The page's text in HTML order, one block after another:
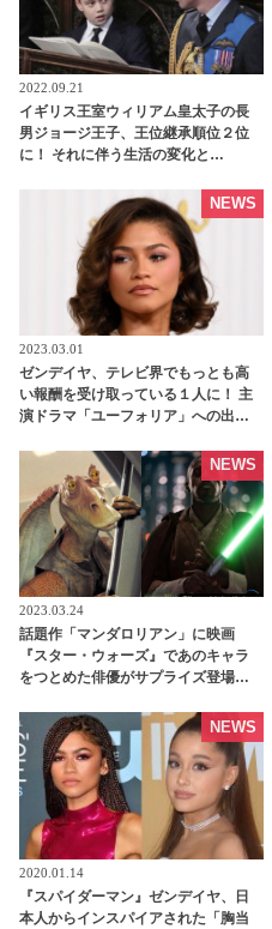
2022.09.21
イギリス王室ウィリアム皇太子の長
男ジョージ王子、王位継承順位２位
に！ それに伴う生活の変化と
2023.03.01
ゼンデイヤ、テレビ界でもっとも高
い報酬を受け取っている１人に！ 主
演ドラマ「ユーフォリア」への出演
り！？ 一体いくらもらっている
の・・？ - tvgroove
NEWS
2023.03.24
話題作「マンダロリアン」に映画
『スター・ウォーズ』であのキャラ
をつとめた俳優がサプライズ登場！
を見せ話題に - tvgroove
NEWS
2020.01.14
『スパイダーマン』ゼンデイヤ、日
本人からインスパイアされた「胸当
NEWS